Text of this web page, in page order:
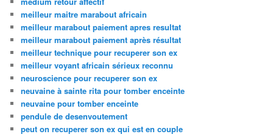
meilleur maitre marabout africain
meilleur marabout paiement apres resultat
meilleur marabout paiement après résultat
meilleur technique pour recuperer son ex
meilleur voyant africain sérieux reconnu
neuroscience pour recuperer son ex
neuvaine à sainte rita pour tomber enceinte
neuvaine pour tomber enceinte
pendule de desenvoutement
peut on recuperer son ex qui est en couple